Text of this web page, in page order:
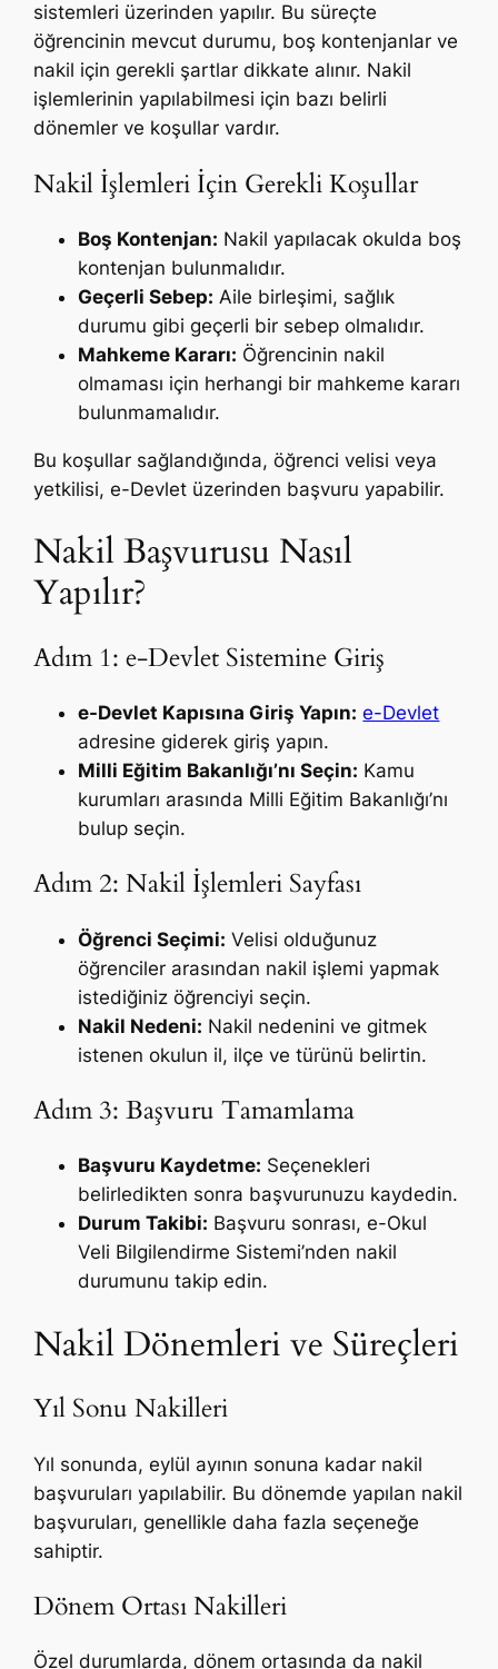
sistemleri üzerinden yapılır. Bu süreçte
öğrencinin mevcut durumu, boş kontenjanlar ve
nakil için gerekli şartlar dikkate alınır. Nakil
işlemlerinin yapılabilmesi için bazı belirli
dönemler ve koşullar vardır.
Nakil İşlemleri İçin Gerekli Koşullar
Boş Kontenjan: Nakil yapılacak okulda boş
kontenjan bulunmalıdır.
Geçerli Sebep: Aile birleşimi, sağlık
durumu gibi geçerli bir sebep olmalıdır.
Mahkeme Kararı: Öğrencinin nakil
olmaması için herhangi bir mahkeme kararı
bulunmamalıdır.
Bu koşullar sağlandığında, öğrenci velisi veya
yetkilisi, e-Devlet üzerinden başvuru yapabilir.
Nakil Başvurusu Nasıl
Yapılır?
Adım 1: e-Devlet Sistemine Giriş
e-Devlet Kapısına Giriş Yapın: e-Devlet
adresine giderek giriş yapın.
Milli Eğitim Bakanlığı’nı Seçin: Kamu
kurumları arasında Milli Eğitim Bakanlığı’nı
bulup seçin.
Adım 2: Nakil İşlemleri Sayfası
Öğrenci Seçimi: Velisi olduğunuz
öğrenciler arasından nakil işlemi yapmak
istediğiniz öğrenciyi seçin.
Nakil Nedeni: Nakil nedenini ve gitmek
istenen okulun il, ilçe ve türünü belirtin.
Adım 3: Başvuru Tamamlama
Başvuru Kaydetme: Seçenekleri
belirledikten sonra başvurunuzu kaydedin.
Durum Takibi: Başvuru sonrası, e-Okul
Veli Bilgilendirme Sistemi’nden nakil
durumunu takip edin.
Nakil Dönemleri ve Süreçleri
Yıl Sonu Nakilleri
Yıl sonunda, eylül ayının sonuna kadar nakil
başvuruları yapılabilir. Bu dönemde yapılan nakil
başvuruları, genellikle daha fazla seçeneğe
sahiptir.
Dönem Ortası Nakilleri
Özel durumlarda, dönem ortasında da nakil